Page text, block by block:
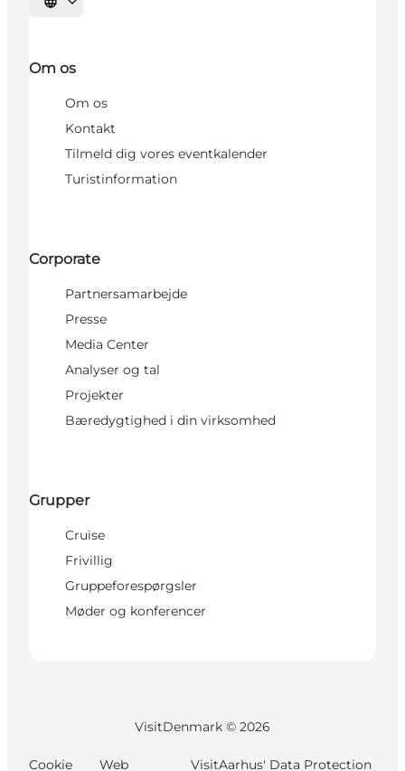
Vælg sprog
Om os
Om os
Kontakt
Tilmeld dig vores eventkalender
Turistinformation
Corporate
Partnersamarbejde
Presse
Media Center
Analyser og tal
Projekter
Bæredygtighed i din virksomhed
Grupper
Cruise
Frivillig
Gruppeforespørgsler
Møder og konferencer
VisitDenmark © 2026
Cookie Web VisitAarhus' Data Protection